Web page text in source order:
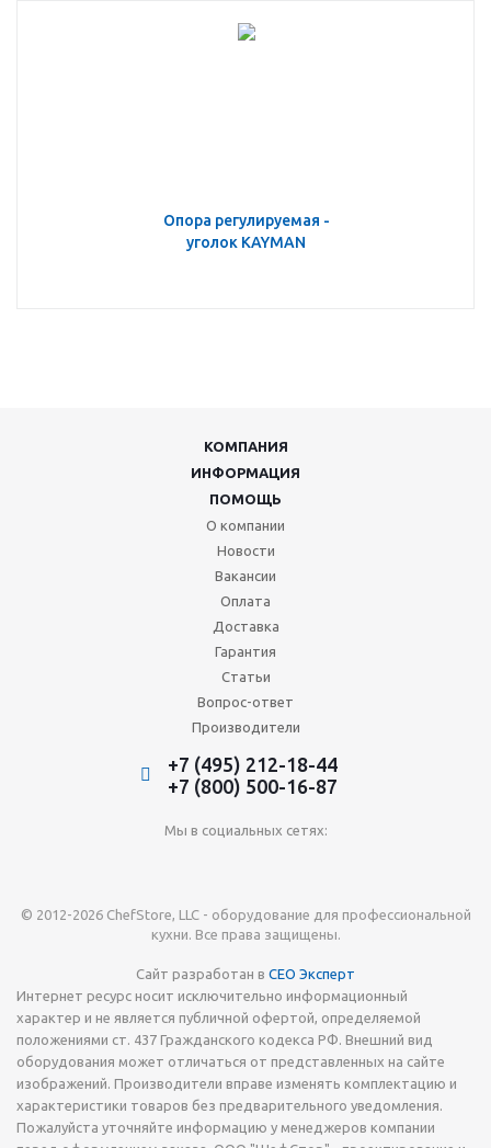
Опора регулируемая -
уголок KAYMAN
КОМПАНИЯ
ИНФОРМАЦИЯ
ПОМОЩЬ
О компании
Новости
Вакансии
Оплата
Доставка
Гарантия
Статьи
Вопрос-ответ
Производители
+7 (495) 212-18-44
+7 (800) 500-16-87
Мы в социальных сетях:
© 2012-2026 ChefStore, LLC - оборудование для профессиональной
кухни. Все права защищены.
Сайт разработан в СЕО Эксперт
Интернет ресурс носит исключительно информационный
характер и не является публичной офертой, определяемой
положениями ст. 437 Гражданского кодекса РФ. Внешний вид
оборудования может отличаться от представленных на сайте
изображений. Производители вправе изменять комплектацию и
характеристики товаров без предварительного уведомления.
Пожалуйста уточняйте информацию у менеджеров компании